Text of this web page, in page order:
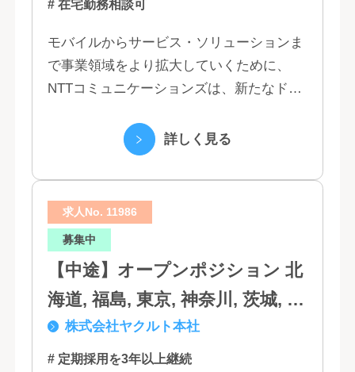
# 在宅勤務相談可
モバイルからサービス・ソリューションま
で事業領域をより拡大していくために、
NTTコミュニケーションズは、新たなドコ
たちは、クラウド、ネットワーク、セキュ
リティといっ...
詳しく見る
求人No. 11986
募集中
【中途】オープンポジション 北
海道, 福島, 東京, 神奈川, 茨城, 静
岡, 大阪, 兵庫, 福岡, 佐賀
株式会社ヤクルト本社
# 定期採用を3年以上継続